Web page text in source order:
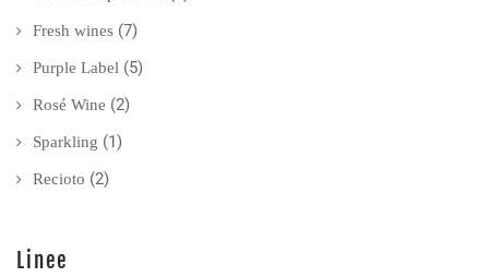
Fresh wines (7)
Purple Label (5)
Rosé Wine (2)
Sparkling (1)
Recioto (2)
Linee